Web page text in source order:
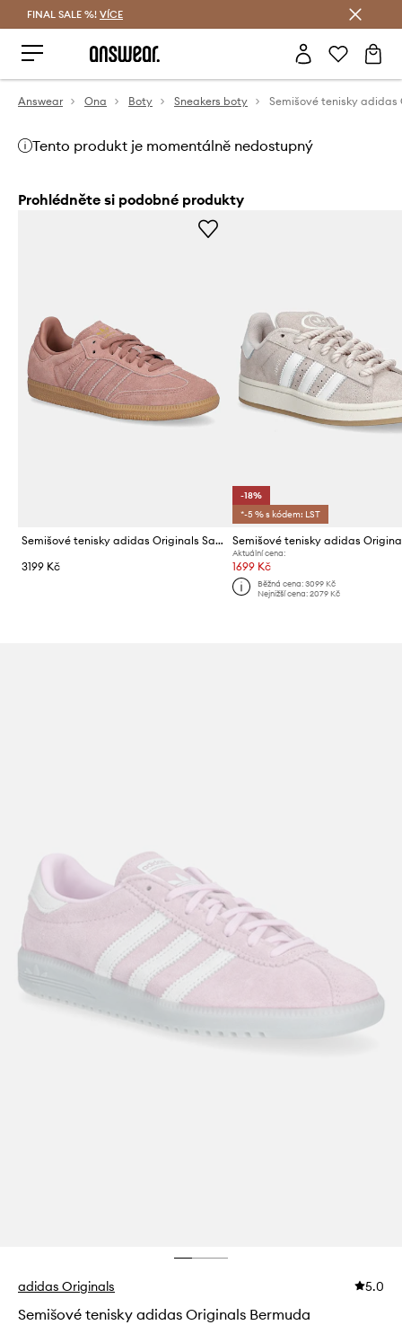
FINAL SALE %! VÍCE
Answear Ona Boty Sneakers boty
Tento produkt je momentálně nedostupný
Prohlédněte si podobné produkty
Semišové tenisky adidas Originals Samba OG
3199 Kč
-18%
*-5 % s kódem: LST
Aktuální cena:
1699 Kč
Běžná cena: 3099 Kč
Nejnižší cena: 2079 Kč
adidas Originals 5.0
Semišové tenisky adidas Originals Bermuda